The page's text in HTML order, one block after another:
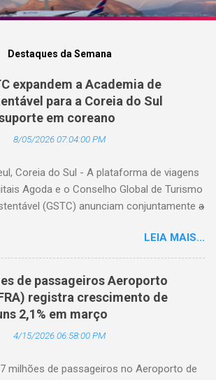
Destaques da Semana
expandem a Academia de
para a Coreia do Sul
em coreano
8/05/2026 07:04:00 PM
Coreia do Sul - A plataforma de viagens
Agoda e o Conselho Global de Turismo
(GSTC) anunciam conjuntamente a
a Coreia do Sul, com suporte completo
coreano. (Arquivo © BlogTurS) Este marco
no momento em que a Academia celebra
primeiro aniversário e ultrapassa a marca
de 3.000 usuários cadastrados, dando
continuidade à sua missão de apoiar
profissionais da hotelaria em toda a região,
turismo mais sustentável, com base no
LEIA MAIS...
de passageiros Aeroporto
registra crescimento de
2,1% em março
4/15/2026 06:58:00 PM
milhões de passageiros no Aeroporto de